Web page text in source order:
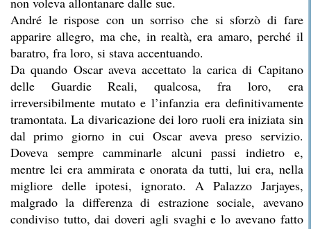
André le rispose con un sorriso che si sforzò di fare
apparire allegro, ma che, in realtà, era amaro, perché il
baratro, fra loro, si stava accentuando.
Da quando Oscar aveva accettato la carica di Capitano
delle Guardie Reali, qualcosa, fra loro, era
irreversibilmente mutato e l’infanzia era definitivamente
tramontata. La divaricazione dei loro ruoli era iniziata sin
dal primo giorno in cui Oscar aveva preso servizio.
Doveva sempre camminarle alcuni passi indietro e,
mentre lei era ammirata e onorata da tutti, lui era, nella
migliore delle ipotesi, ignorato. A Palazzo Jarjayes,
malgrado la differenza di estrazione sociale, avevano
condiviso tutto, dai doveri agli svaghi e lo avevano fatto